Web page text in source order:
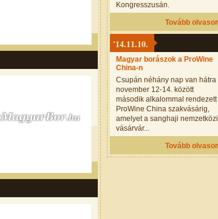
Kongresszusán.
Tovább
'14.11.10.
Magyar borászok a ProWine
China-n
Csupán néhány nap van hátra
november 12-14. között
második alkalommal rendezett
ProWine China szakvásárig,
amelyet a sanghaji nemzetközi
vásárvár...
Tovább